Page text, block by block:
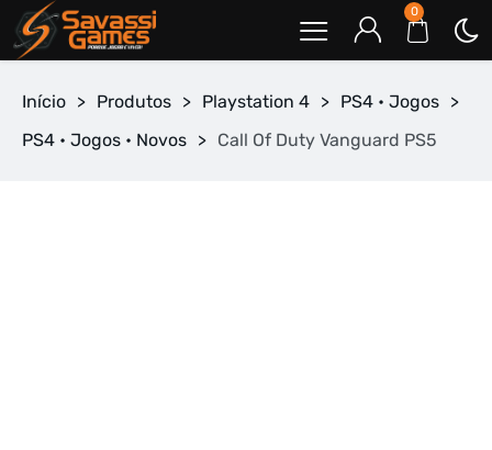
0
Início > Produtos > Playstation 4 > PS4 • Jogos >
PS4 • Jogos • Novos > Call Of Duty Vanguard PS5